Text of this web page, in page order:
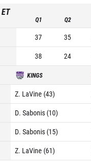
ET
Q1 Q2
37 35
38 24
KINGS
Z. LaVine (43)
D. Sabonis (10)
D. Sabonis (15)
Z. LaVine (61)